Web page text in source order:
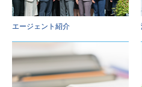
エージェント紹介